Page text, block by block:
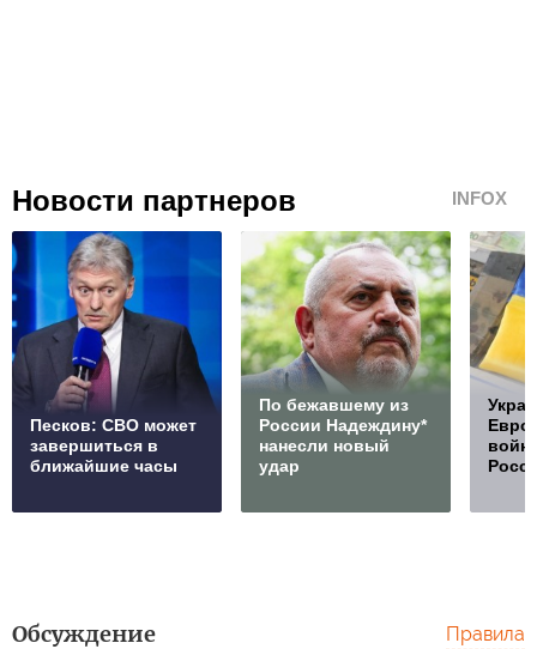
Новости партнеров INFOX
Песков: СВО может
завершиться в
ближайшие часы
По бежавшему из
России Надеждину*
нанесли новый
удар
Обсуждение Правила